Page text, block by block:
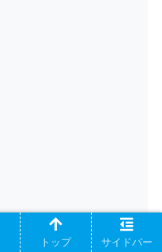
トップ サイドバー